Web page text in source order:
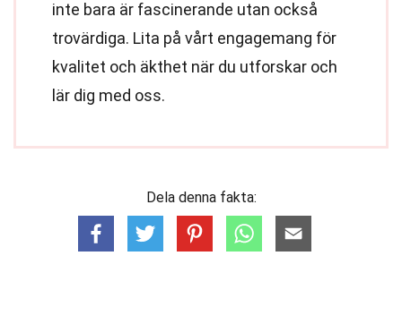
inte bara är fascinerande utan också
trovärdiga. Lita på vårt engagemang för
kvalitet och äkthet när du utforskar och
lär dig med oss.
Dela denna fakta: